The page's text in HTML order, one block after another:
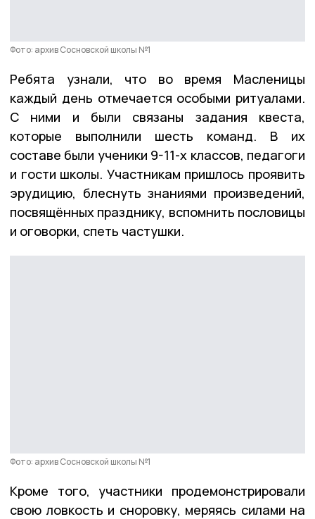
Фото: архив Сосновской школы №1
Ребята узнали, что во время Масленицы
каждый день отмечается особыми ритуалами.
С ними и были связаны задания квеста,
которые выполнили шесть команд. В их
составе были ученики 9-11-х классов, педагоги
и гости школы. Участникам пришлось проявить
эрудицию, блеснуть знаниями произведений,
посвящённых празднику, вспомнить пословицы
и оговорки, спеть частушки.
Фото: архив Сосновской школы №1
Кроме того, участники продемонстрировали
свою ловкость и сноровку, меряясь силами на